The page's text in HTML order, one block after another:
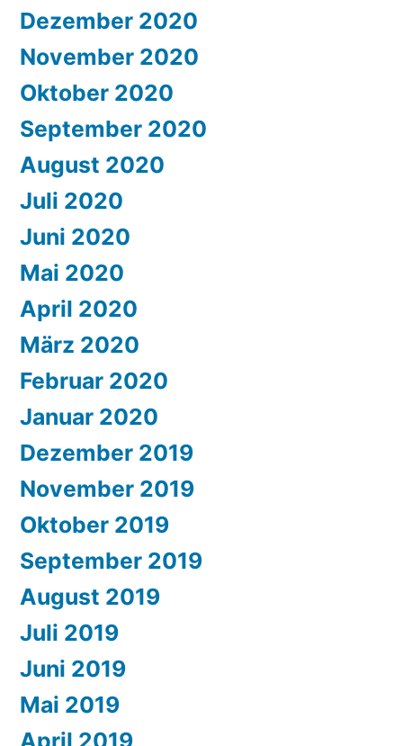
Dezember 2020
November 2020
Oktober 2020
September 2020
August 2020
Juli 2020
Juni 2020
Mai 2020
April 2020
März 2020
Februar 2020
Januar 2020
Dezember 2019
November 2019
Oktober 2019
September 2019
August 2019
Juli 2019
Juni 2019
Mai 2019